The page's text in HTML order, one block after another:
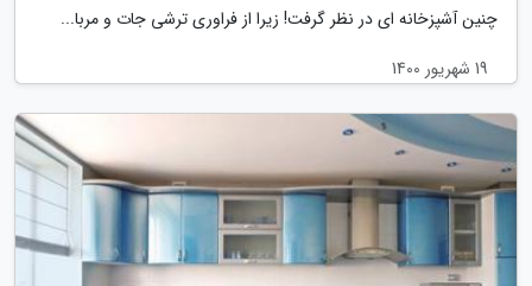
چنین آشپزخانه ای در نظر گرفت! زیرا از فراوری ترشی جات و مربا...
19 شهریور 1400